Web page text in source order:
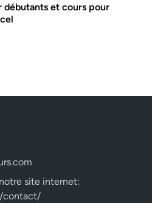
débutants et cours pour
site internet:
contact/